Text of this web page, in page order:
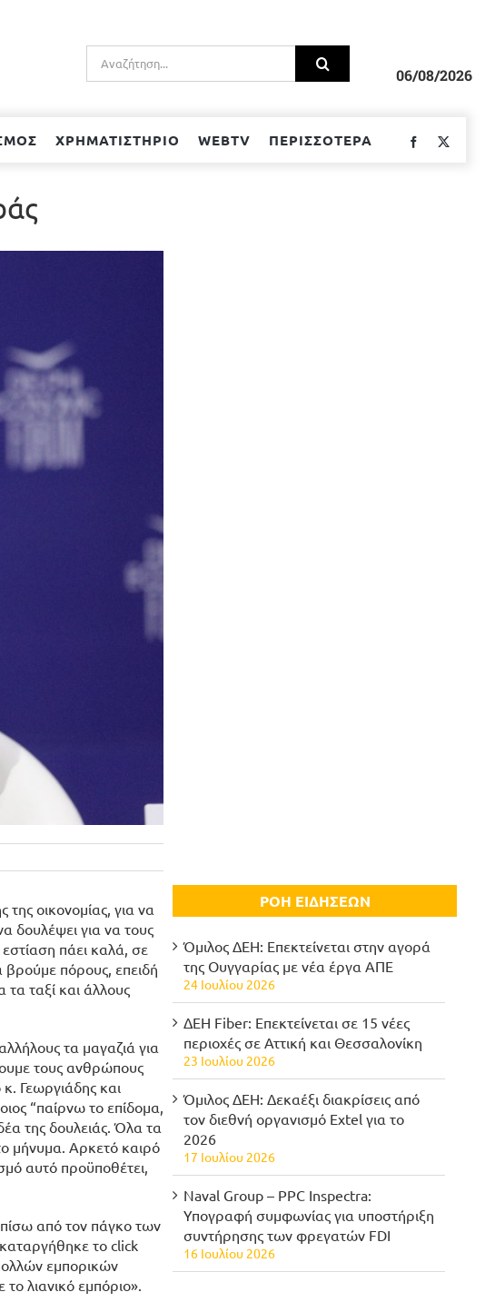
Αναζήτηση
για:
06/08/2026
ΧΡΗΜΑΤΙΣΤΗΡΙΟ WEBTV ΠΕΡΙΣΣΟΤΕΡΑ Facebook
οικονομίας, για να
δουλέψει για να τους
πάει καλά, σε
βρούμε πόρους, επειδή
τα ταξί και άλλους
τα μαγαζιά για
τους ανθρώπους
Γεωργιάδης και
“παίρνω το επίδομα,
της δουλειάς. Όλα τα
μήνυμα. Αρκετό καιρό
αυτό προϋποθέτει,
από τον πάγκο των
το click
εμπορικών
λιανικό εμπόριο».
ΡΟΗ ΕΙΔΗΣΕΩΝ
Όμιλος ΔΕΗ: Επεκτείνεται στην αγορά
της Ουγγαρίας με νέα έργα ΑΠΕ
24 Ιουλίου 2026
ΔΕΗ Fiber: Επεκτείνεται σε 15 νέες
περιοχές σε Αττική και Θεσσαλονίκη
23 Ιουλίου 2026
Όμιλος ΔΕΗ: Δεκαέξι διακρίσεις από
τον διεθνή οργανισμό Extel για το
2026
17 Ιουλίου 2026
Naval Group – PPC Inspectra:
Υπογραφή συμφωνίας για υποστήριξη
συντήρησης των φρεγατών FDI
16 Ιουλίου 2026